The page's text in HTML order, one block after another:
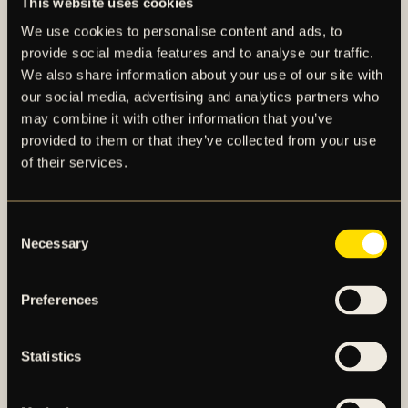
We use cookies to personalise content and ads, to
provide social media features and to analyse our traffic.
We also share information about your use of our site with
our social media, advertising and analytics partners who
may combine it with other information that you’ve
provided to them or that they’ve collected from your use
of their services.
Selection
Necessary
Preferences
Statistics
Grabus startade denna gång som centerforward
mellan Sophia Redenstrand (vfw) och debuterande
Jenny Danielsson (hfw). I den 19:e matchminuten
vann Adelisa bollen av den tidigare AIK-spelaren
Hanna Folkesson på offensiv planhalva vilket gav
AIK ett fint anfallsläge då Jenny Danielsson tog
Sophia Redenstrand till vänster i straffområdet.
målvakten Britta Elsert Gynning, men Gnagets
I den 43:e matchminuten bröt AIK återigen bollen på
offensiv planhalva och Jenny Danielsson avancerade
mot straffområdet och passade till Adelisa Grabus till
höger och AIK-forwarden följde med bollen diagonalt